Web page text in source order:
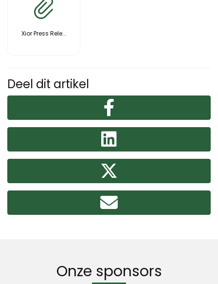
Xior Press Rele...
Deel dit artikel
Onze sponsors